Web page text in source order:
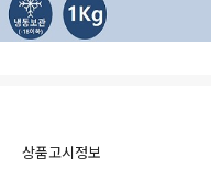
상품고시정보